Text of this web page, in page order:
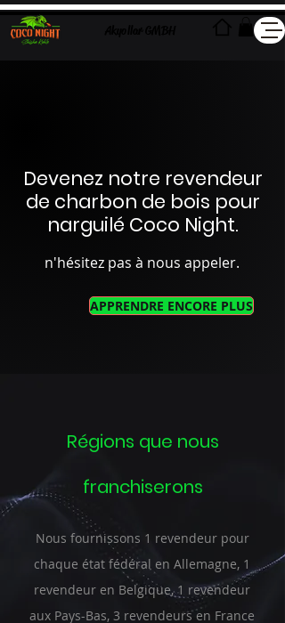
Devenez notre revendeur
de charbon de bois pour
narguilé Coco Night.
n'hésitez pas à nous appeler.
APPRENDRE ENCORE PLUS
Régions que nous
franchiserons
Nous fournissons 1 revendeur pour
chaque état fédéral en Allemagne, 1
revendeur en Belgique, 1 revendeur
aux Pays-Bas, 3 revendeurs en France